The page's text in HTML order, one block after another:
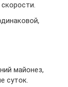
майонез,
суток.